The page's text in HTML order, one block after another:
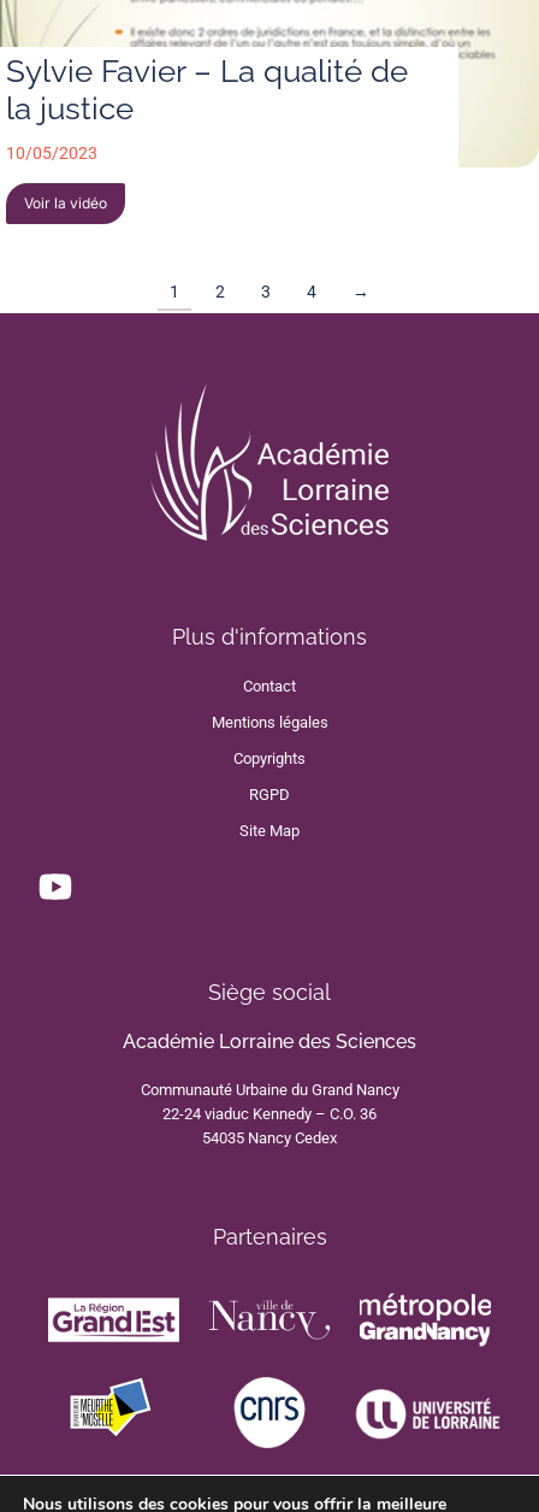
Sylvie Favier – La qualité de
la justice
10/05/2023
Voir la vidéo
1 2 3 4 →
Plus d'informations
Contact
Mentions légales
Copyrights
RGPD
Site Map
Siège social
Académie Lorraine des Sciences
Communauté Urbaine du Grand Nancy
22-24 viaduc Kennedy – C.O. 36
54035 Nancy Cedex
Partenaires
Nous utilisons des cookies pour vous offrir la meilleure